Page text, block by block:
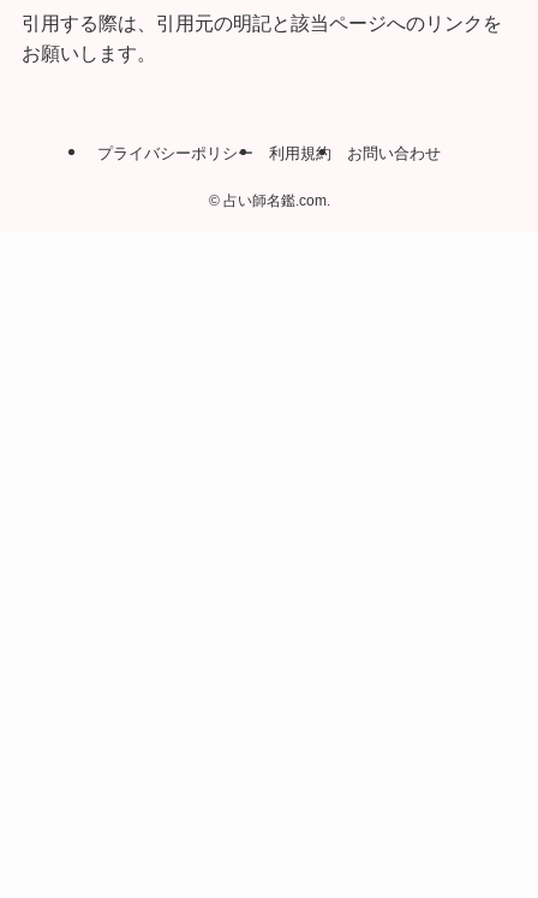
引用する際は、引用元の明記と該当ページへのリンクを
お願いします。
プライバシーポリシー 利用規約 お問い合わせ
©占い師名鑑.com.